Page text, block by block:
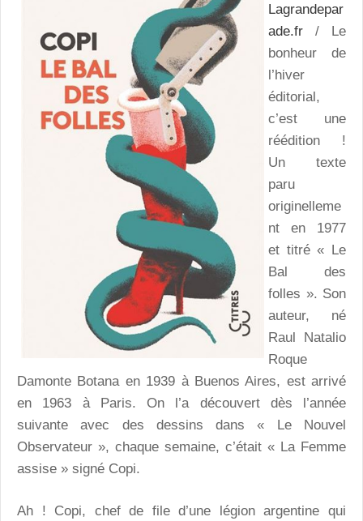
Lagrandepar
ade.fr / Le
bonheur de
l’hiver
éditorial,
c’est une
réédition !
Un texte
paru
originelleme
nt en 1977
et titré « Le
Bal des
folles ». Son
auteur, né
Raul Natalio
Roque
Damonte Botana en 1939 à Buenos Aires, est arrivé
en 1963 à Paris. On l’a découvert dès l’année
suivante avec des dessins dans « Le Nouvel
Observateur », chaque semaine, c’était « La Femme
assise » signé Copi.
Ah ! Copi, chef de file d’une légion argentine qui